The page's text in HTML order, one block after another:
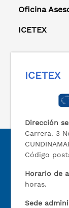
Oficina
ICETEX
ICETEX
Dirección
Carrera. 3
Código
Horario de
horas.
Sede